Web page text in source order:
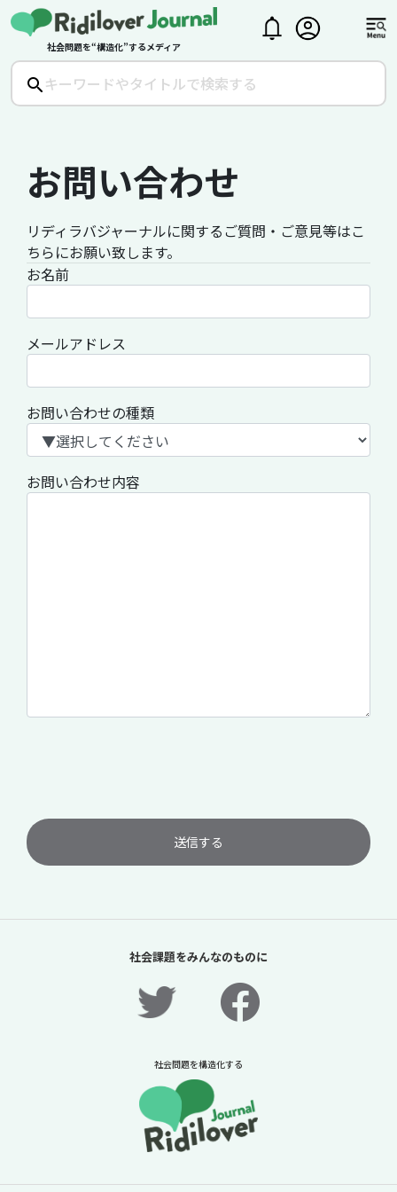
社会問題を“構造化”するメディア
お問い合わせ
リディラバジャーナルに関するご質問・ご意見等はこ
ちらにお願い致します。
お名前
メールアドレス
お問い合わせの種類
お問い合わせ内容
社会課題をみんなのものに
社会問題を構造化する